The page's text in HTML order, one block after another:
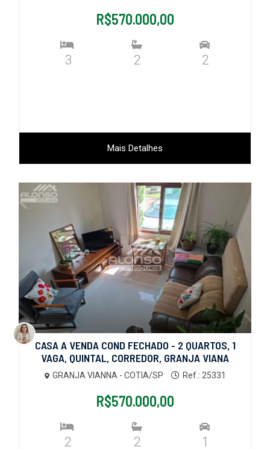
R$570.000,00
3 2 2
Mais Detalhes
CASA A VENDA COND FECHADO - 2 QUARTOS, 1
VAGA, QUINTAL, CORREDOR, GRANJA VIANA
GRANJA VIANNA - COTIA/SP Ref.: 25331
R$570.000,00
2 2 1